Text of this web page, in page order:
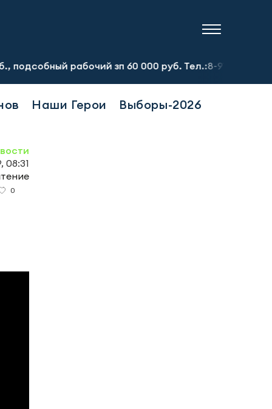
рабочий зп 60 000 руб. Тел.:8-917-913-20-71
Наши Герои Выборы-2026
08:31
0